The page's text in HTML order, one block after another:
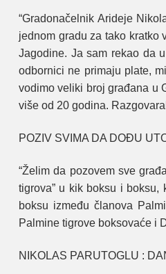
“Gradonačelnik Arideje
jednom gradu za tako kratko
Jagodine. Ja sam rekao da
odbornici ne primaju plate,
vodimo veliki broj građana u
više od 20 godina.
POZIV SVIMA DA DOĐU
“Želim da pozovem sve
tigrova” u kik boksu i
boksu između članova
Palmine tigrove boksovaće i
NIKOLAS PARUTOGLU :